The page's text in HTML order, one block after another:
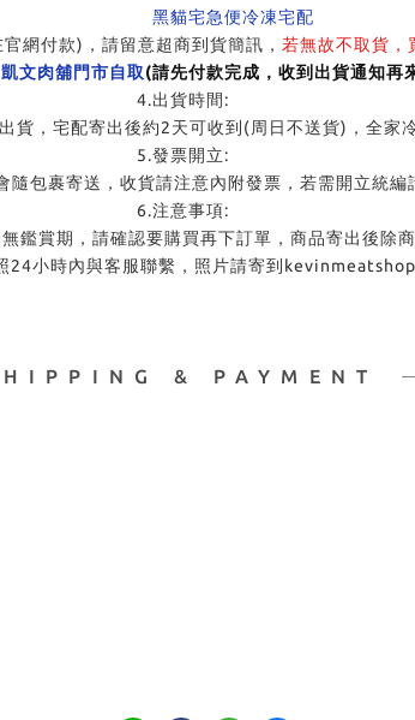
黑貓宅急便冷凍宅配
網付款)，請留意超商到貨簡訊， 若無故不取貨，
凱文肉舖門市自取(請先付款完成，收到出貨通知再
4.出貨時間:
寄出後約2天可收到(周日不送貨)，全家冷
5.發票開立:
送，收貨請注意內附發票，若需開立統編
6.注意事項:
，請確認要購買再下訂單，商品寄出後除商
與客服聯繫，照片請寄到
& PAYMENT